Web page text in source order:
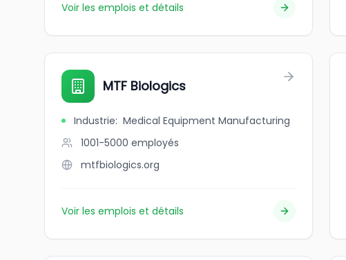
Voir les emplois et détails
MTF Biologics
Industrie: Medical Equipment Manufacturing
1001-5000 employés
mtfbiologics.org
Voir les emplois et détails